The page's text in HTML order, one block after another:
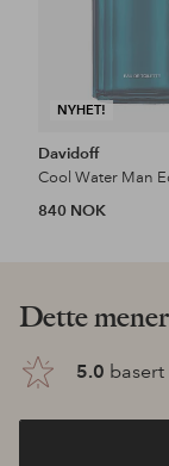
NYHET!
Davidoff
Cool Water Man
840 NOK
Dette
5.0 basert